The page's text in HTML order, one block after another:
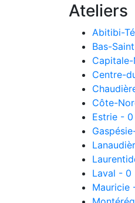
Ateliers
Abitibi-
Bas-
Centre-
Côte-
Estrie - 0
Laval - 0
Mauricie